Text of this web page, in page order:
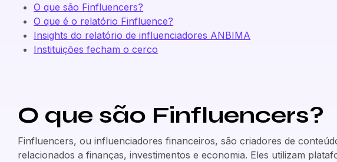
O que são Finfluencers?
O que é o relatório Finfluence?
Insights do relatório de influenciadores ANBIMA
Instituições fecham o cerco
O que são Finfluencers?
Finfluencers, ou influenciadores financeiros, são criadores de
relacionados a finanças, investimentos e economia. Eles utilizam